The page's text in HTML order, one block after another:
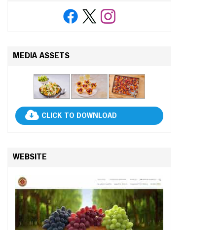
MEDIA ASSETS
CLICK TO DOWNLOAD
WEBSITE